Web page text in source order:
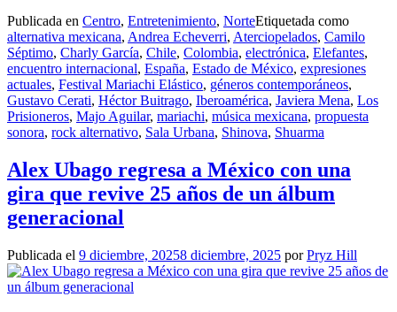
Publicada en Centro, Entretenimiento, NorteEtiquetada como
alternativa mexicana, Andrea Echeverri, Aterciopelados, Camilo
Séptimo, Charly García, Chile, Colombia, electrónica, Elefantes,
encuentro internacional, España, Estado de México, expresiones
actuales, Festival Mariachi Elástico, géneros contemporáneos,
Gustavo Cerati, Héctor Buitrago, Iberoamérica, Javiera Mena, Los
Prisioneros, Majo Aguilar, mariachi, música mexicana, propuesta
sonora, rock alternativo, Sala Urbana, Shinova, Shuarma
Alex Ubago regresa a México con una
gira que revive 25 años de un álbum
generacional
Publicada el 9 diciembre, 20258 diciembre, 2025 porPryz Hill